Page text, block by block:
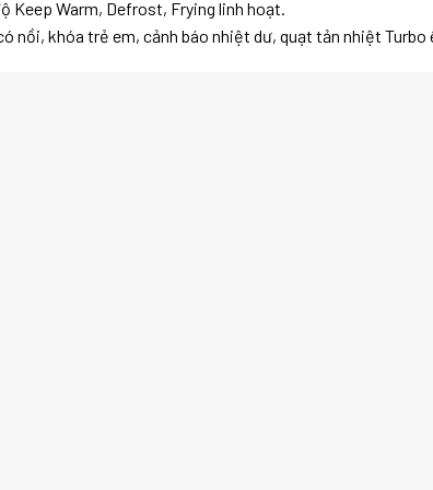
Keep Warm, Defrost, Frying linh hoạt.
nồi, khóa trẻ em, cảnh báo nhiệt dư, quạt tản nhiệt Turbo